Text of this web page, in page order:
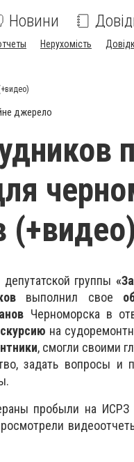
Новини
Нерухомість
джерело
(+видео)
группы
выполнил свое
Черноморска в
на
, смогли своими
задать вопросы и
пробыли на ИСРЗ